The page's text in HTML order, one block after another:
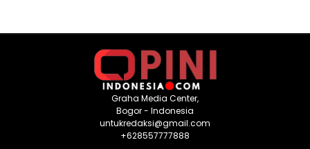
Graha Media Center,
Bogor - Indonesia
untukredaksi@gmail.com
+628557777888